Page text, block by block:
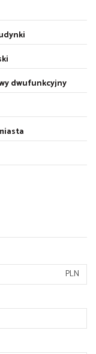
dwufunkcyjny
PLN